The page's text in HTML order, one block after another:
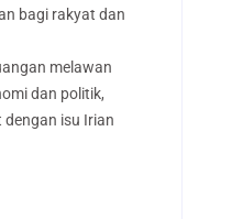
bagi rakyat dan
melawan
dan politik,
isu Irian